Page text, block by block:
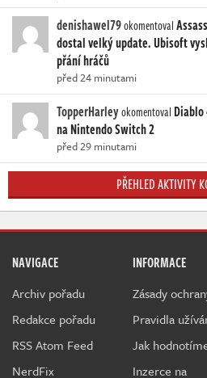
denishawel79okomentoval
dostal velký update. Ubisoft
přání hráčů
před 24 minutami
TopperHarleyokomentoval
na Nintendo Switch 2
před 29 minutami
PŘEHLED AKTIVITY
NAVIGACE
Archiv pořadu
Redakce pořadu
RSS Atom Feed
NerdFix
INFORMACE
Zásady
Pravidla
Jak
Inzerce na